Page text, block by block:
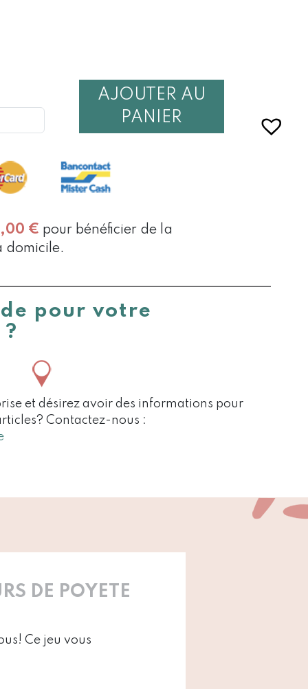
AJOUTER AU
PANIER
€ pour bénéficier de la
domicile.
pour votre
et désirez avoir des informations pour
Contactez-nous :
DE POYETE
Ce jeu vous